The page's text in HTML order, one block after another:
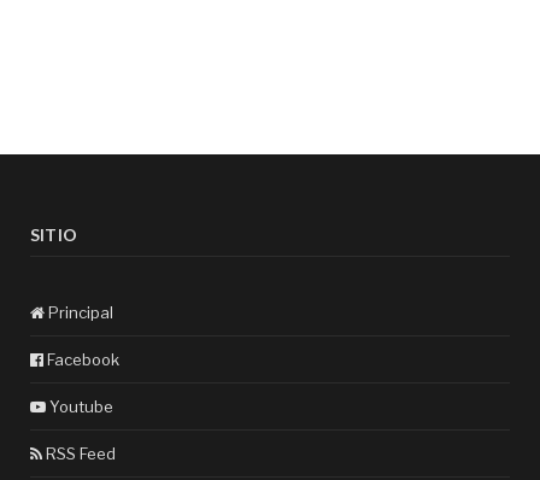
SITIO
Principal
Facebook
Youtube
RSS Feed